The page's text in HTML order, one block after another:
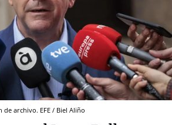
de archivo. EFE / Biel Aliño